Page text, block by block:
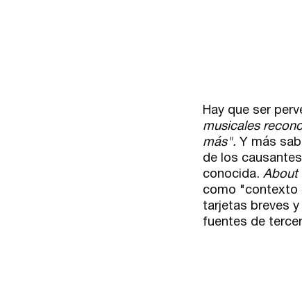
Hay que ser
musicales
más". Y más
de los
conocida. About
como "contexto
tarjetas breves
fuentes de